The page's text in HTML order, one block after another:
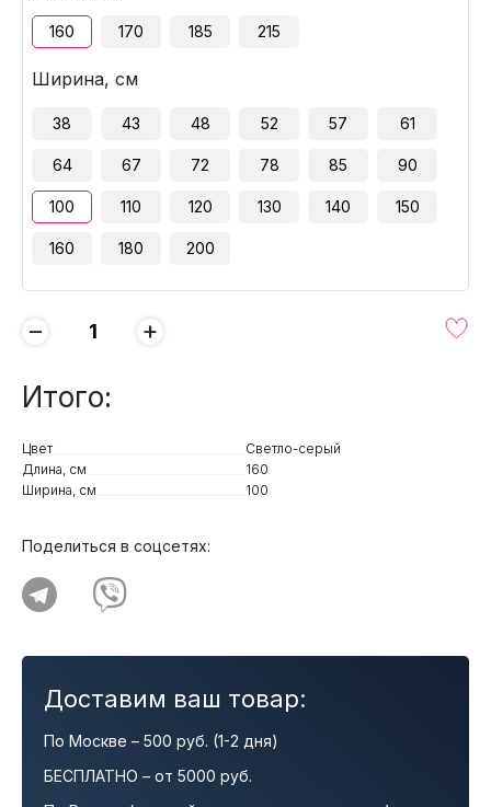
160 170 185 215
Ширина, см
38 43 48 52 57 61
64 67 72 78 85 90
100 110 120 130 140 150
160 180 200
− +
Итого:
Цвет
Светло-серый
Длина, см
160
Ширина, см
100
Поделиться в соцсетях:
Доставим ваш товар:
По Москве – 500 руб. (1-2 дня)
БЕСПЛАТНО – от 5000 руб.